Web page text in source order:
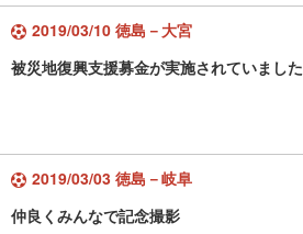
2019/03/10 徳島－大宮
被災地復興支援募金が実施されていました
2019/03/03 徳島－岐阜
仲良くみんなで記念撮影